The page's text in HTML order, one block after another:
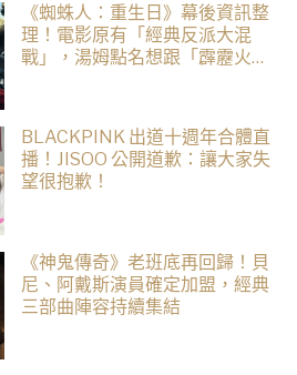
《蜘蛛人：重生日》幕後資訊整
理！電影原有「經典反派大混
戰」，湯姆點名想跟「霹靂火」
BLACKPINK 出道十週年合體直
播！JISOO 公開道歉：讓大家失
望很抱歉！
《神鬼傳奇》老班底再回歸！貝
尼、阿戴斯演員確定加盟，經典
三部曲陣容持續集結